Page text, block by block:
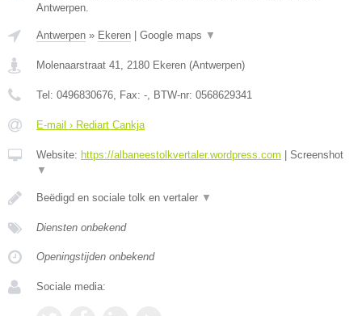
Antwerpen.
Antwerpen » Ekeren Google maps ▼
Molenaarstraat 41 2180 Ekeren (Antwerpen)
Tel: 0496830676 , Fax: - , BTW-nr: 0568629341
E-mail › Rediart Cankja
Website: https://albaneestolkvertaler.wordpress.com
Screenshot
▼
Beëdigd en sociale tolk en vertaler ▼
Diensten onbekend
Openingstijden onbekend
Sociale media: